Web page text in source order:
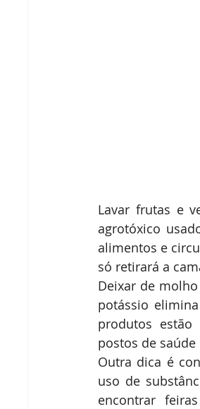
Lavar frutas e
agrotóxico
alimentos e
só retirará a
Deixar de
potássio
produtos
postos de
Outra dica é
uso de
encontrar